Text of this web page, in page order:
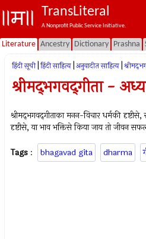
TransLiteral
A Nonprofit Public Service Initiative.
Literature Ancestry Dictionary Prashna
हिंदी सूची हिंदी साहित्य अनुवादीत साहित्य
श्रीमद्‍भगवद्‍गीता -
श्रीमद्‍भगवद्‍गीताका मनन-विचार धर्मकी दृष्टीसे,
दृष्टीसे, या भाव भक्तिसे किया जाय तो जीवन
Tags : bhagavad gita dharma